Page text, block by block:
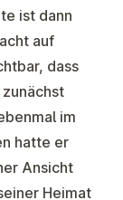
ist dann
auf
dass
im
hatte er
Ansicht
Heimat